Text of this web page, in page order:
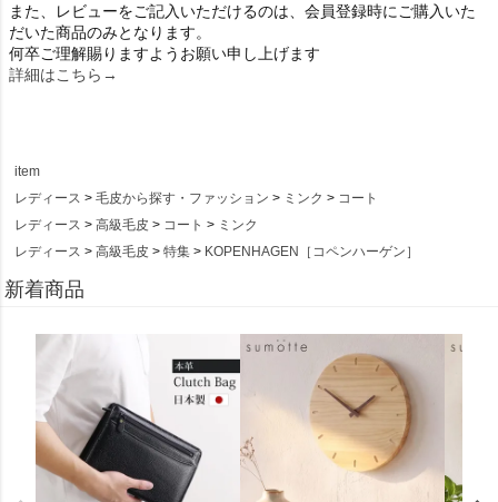
また、レビューをご記入いただけるのは、会員登録時にご購入いた
だいた商品のみとなります。
何卒ご理解賜りますようお願い申し上げます
詳細はこちら→
item
レディース
毛皮から探す・ファッション ミンク
コート
レディース
高級毛皮 コート
ミンク
レディース
高級毛皮 特集 KOPENHAGEN［コペンハーゲン］
新着商品